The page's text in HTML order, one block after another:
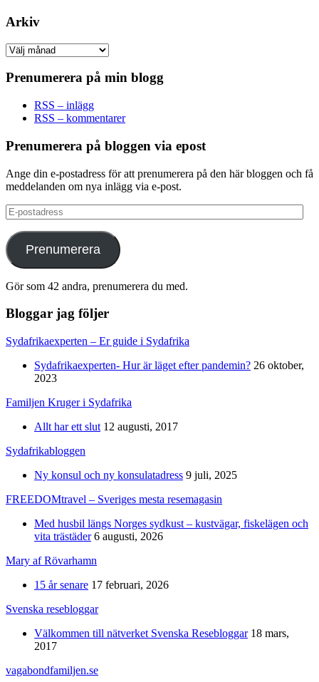
Arkiv
Arkiv
Prenumerera på min blogg
RSS – inlägg
RSS – kommentarer
Prenumerera på bloggen via epost
Ange din e-postadress för att prenumerera på den här bloggen och få
meddelanden om nya inlägg via e-post.
E-
postadress
Prenumerera
Gör som 42 andra, prenumerera du med.
Bloggar jag följer
Sydafrikaexperten – Er guide i Sydafrika
Sydafrikaexperten- Hur är läget efter pandemin? 26 oktober,
2023
Familjen Kruger i Sydafrika
Allt har ett slut 12 augusti, 2017
Sydafrikabloggen
Ny konsul och ny konsulatadress 9 juli, 2025
FREEDOMtravel – Sveriges mesta resemagasin
Med husbil längs Norges sydkust – kustvägar, fiskelägen och
vita trästäder 6 augusti, 2026
Mary af Rövarhamn
15 år senare 17 februari, 2026
Svenska resebloggar
Välkommen till nätverket Svenska Resebloggar 18 mars,
2017
vagabondfamiljen.se